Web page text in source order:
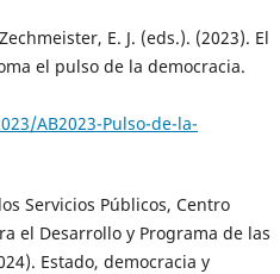
E. J. (eds.). (2023). El
el pulso de la democracia.
AB2023-Pulso-de-la-
Servicios Públicos, Centro
el Desarrollo y Programa de las
Estado, democracia y